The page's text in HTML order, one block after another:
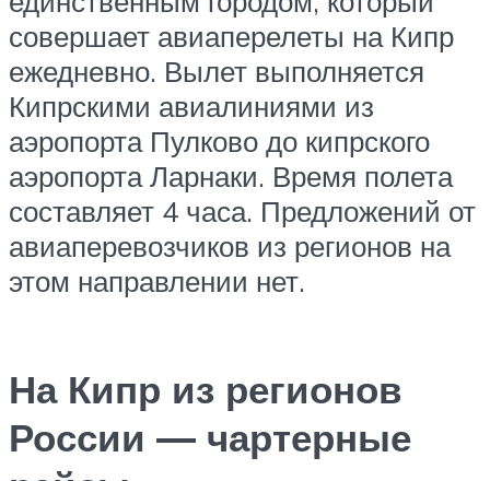
совершает авиаперелеты на Кипр
ежедневно. Вылет выполняется
Кипрскими авиалиниями из
аэропорта Пулково до кипрского
аэропорта Ларнаки. Время полета
составляет 4 часа. Предложений от
авиаперевозчиков из регионов на
этом направлении нет.
На Кипр из регионов
России — чартерные